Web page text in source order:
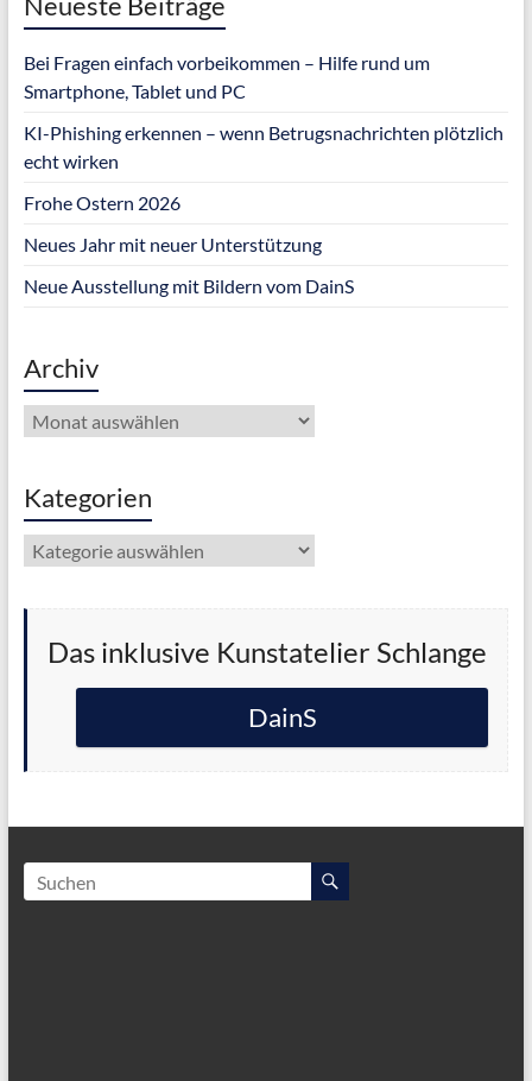
Bei Fragen einfach vorbeikommen – Hilfe rund um
Smartphone, Tablet und PC
KI-Phishing erkennen – wenn Betrugsnachrichten plötzlich
echt wirken
Frohe Ostern 2026
Neues Jahr mit neuer Unterstützung
Neue Ausstellung mit Bildern vom DainS
Archiv
Archiv
Kategorien
Kategorien
Das inklusive Kunstatelier Schlange
DainS